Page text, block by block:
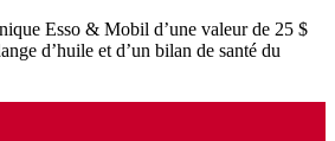
Esso & Mobil d’une valeur de 25 $
d’huile et d’un bilan de santé du